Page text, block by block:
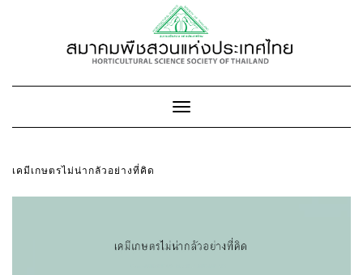
Toggle
Navigation
เคมีเกษตรไม่น่ากลัวอย่างที่คิด